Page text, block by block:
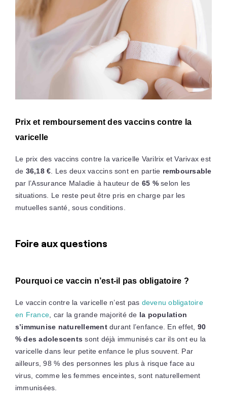
Prix et remboursement des vaccins contre la
varicelle
Le prix des vaccins contre la varicelle Varilrix et Varivax est
de 36,18 € . Les deux vaccins sont en partie remboursable
par l’Assurance Maladie à hauteur de 65 %selon les
situations. Le reste peut être pris en charge par les
mutuelles santé, sous conditions.
Foire aux questions
Pourquoi ce vaccin n’est-il pas obligatoire ?
Le vaccin contre la varicelle n’est pas devenu obligatoire
en France , car la grande majorité de la population
s’immunise naturellementdurant l’enfance. En effet, 90
% des adolescents sont déjà immunisés car ils ont eu la
varicelle dans leur petite enfance le plus souvent. Par
ailleurs, 98 % des personnes les plus à risque face au
virus, comme les femmes enceintes, sont naturellement
immunisées.